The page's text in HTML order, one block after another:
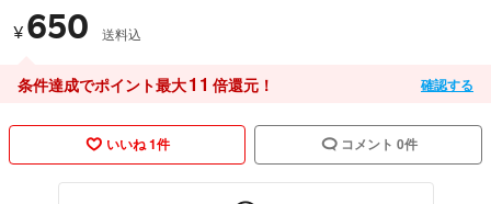
¥ 650 送料込
条件達成でポイント最大11 倍還元！ 確認する
いいね 1件 コメント 0件